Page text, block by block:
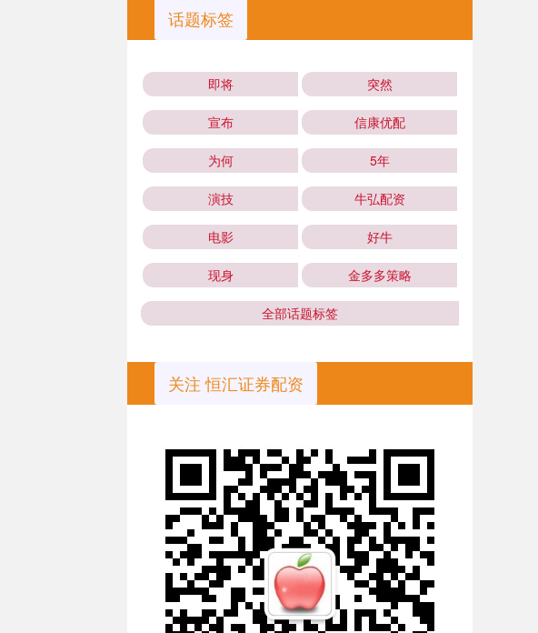
话题标签
即将 突然
宣布 信康优配
为何 5年
演技 牛弘配资
电影 好牛
现身 金多多策略
全部话题标签
关注 恒汇证券配资